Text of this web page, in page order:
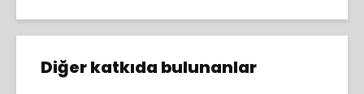
Diğer katkıda bulunanlar